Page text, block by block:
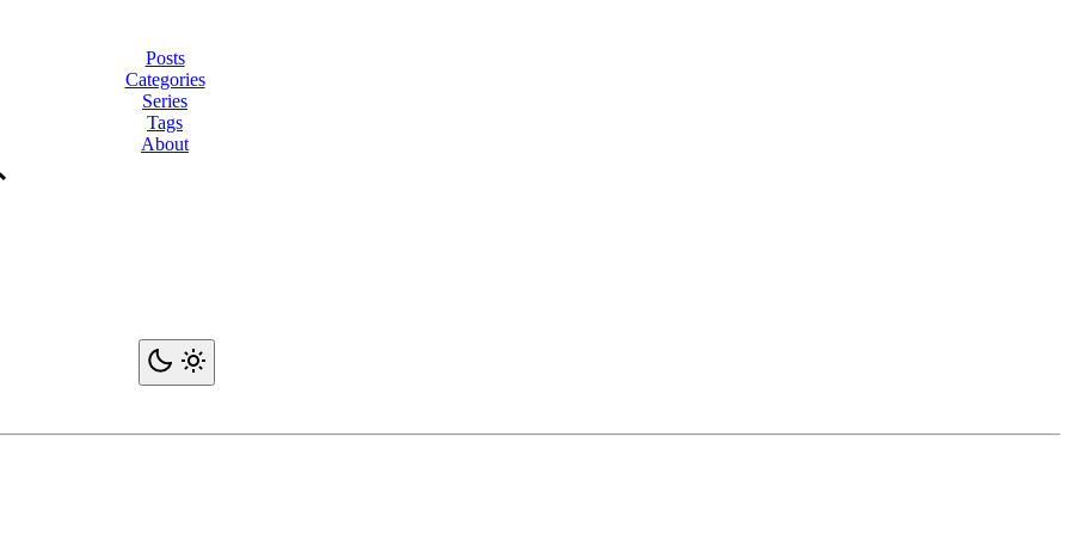
Posts
Categories
Series
Tags
About